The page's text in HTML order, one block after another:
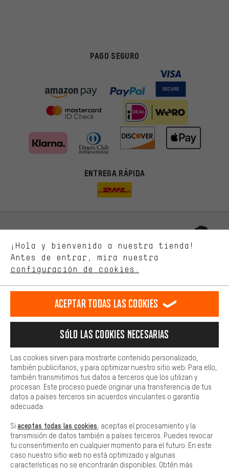
PAGO SEGURO
ENTREGA RÁPIDA
Permítenos asesorarte
Llamada Programada
Nuestra política de privacidad
español
ES english
EN Deutsch
DE français
FR
RESCINDIR EL CONTRATO Comunidad de Aquisgrán Programa de afiliados
Aviso Legal
Plataforma de reportes Reciclaje de baterias
Configuración de las cookies Ajusta el contraste
Todos los precios indicados son en euros e sin MwSt, más
¡Hola y bienvenido a nuestra tienda!
Antes de entrar, mira nuestra
configuración de cookies.
En lugar de publicidad al azar, obtendrás ofertas adecuadas para
ti. Las cookies de marketing nos ayudan a identificar tus
intereses con nuestros socios publicitarios y a mostrarte ofertas
tienda. Con las cookies de rendimiento, puedes influir en la mejora
de nuestro sitio web y nuestra oferta de la tienda con tu
comportamiento de compra.
Más confort
cookies de comodidad, creamos enlaces a plataformas de redes
sociales. Esto nos permite proporcionarle más contenido e
adicionales que le ayudarán a encontrar los productos adecuados.
preguntas de forma rápida y sencilla.
Básica
Las cookies básicas aseguran que puedas usar nuestro sitio web.
Aceptar todas las cookies
Sólo las cookies necesarias
Las cookies sirven para mostrarte contenido personalizado,
también publicitarios, y para optimizar nuestro sitio web. Para ello,
también transmitimos tus datos a terceros que los utilizan y
procesan. Este proceso puede originar una transferencia de tus
datos a países terceros sin acuerdos vinculantes o garantía
adecuada.
Si aceptas todas las cookies , aceptas el procesamiento y la
transmisión de datos también a países terceros. Puedes revocar
tu consentimiento en cualquier momento para el futuro. En este
caso nuestro sitio web no está optimizado y algunas
características no se encontrarán disponibles. Obtén más